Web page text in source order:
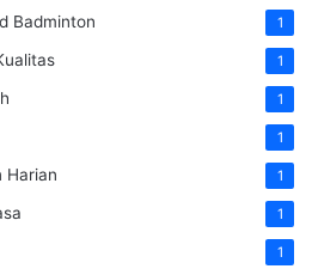
Badminton 1
1
1
1
Harian 1
1
1